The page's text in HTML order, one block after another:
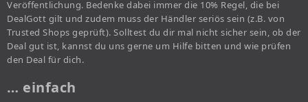
Veröffentlichung. Bedenke dabei immer die 10% Regel, die bei
DealGott gilt und zudem muss der Händler seriös sein (z.B. von
Trusted Shops geprüft). Solltest du dir mal nicht sicher sein, ob der
Deal gut ist, kannst du uns gerne um Hilfe bitten und wie prüfen
den Deal für dich.
… einfach